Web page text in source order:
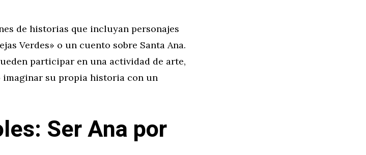
de historias que incluyan personajes
Verdes» o un cuento sobre Santa Ana.
participar en una actividad de arte,
imaginar su propia historia con un
Ser Ana por